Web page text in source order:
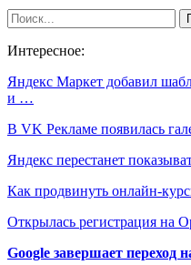
Интересное:
Яндекс Маркет добавил
и …
В VK Рекламе появилась
Яндекс перестанет
Как продвинуть онлайн-
Открылась регистрация на
Google завершает переход